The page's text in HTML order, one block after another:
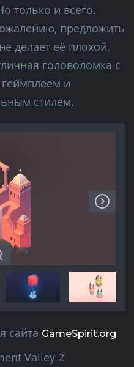
только и всего.
предложить
делает её плохой.
головоломка с
и
стилем.
сайта GameSpirit.org
Valley 2